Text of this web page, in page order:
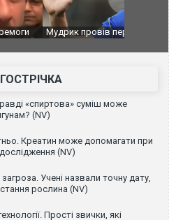
матч за "Челсі" після
під час
Франції
«спиртова» суміш може
(NV)
Креатин може допомагати при
(NV)
Учені назвали точну дату,
рослина (NV)
Прості звички, які